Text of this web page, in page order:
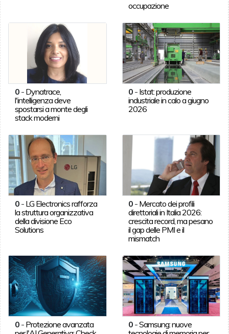
occupazione
0- Dynatrace,
l'intelligenza deve
spostarsi a monte degli
stack moderni
0 - Istat: produzione
industriale in calo a giugno
2026
0- LG Electronics rafforza
la struttura organizzativa
della divisione Eco
Solutions
0 - Mercato dei profili
direttoriali in Italia 2026:
crescita record, ma pesano
il gap delle PMI e il
mismatch
0- Protezione avanzata
0 -Samsung: nuove